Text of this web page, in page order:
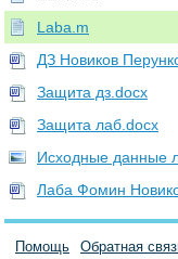
Laba.m
ДЗ Новиков
Защита дз.docx
Защита лаб.docx
Исходные данные
Лаба Фомин
Помощь Обратная